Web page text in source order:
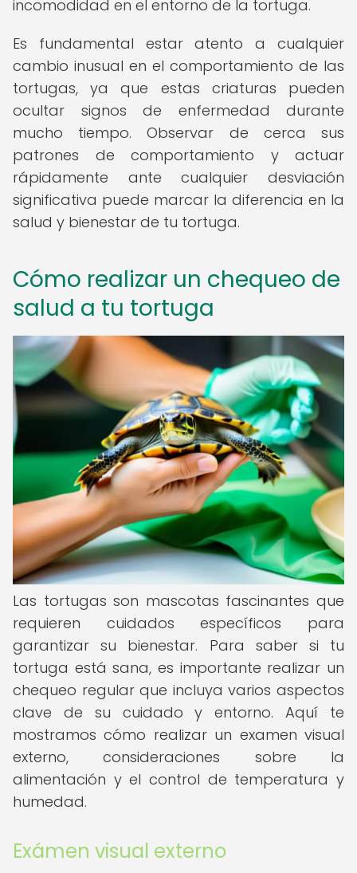
incomodidad en el entorno de la tortuga.
Es fundamental estar atento a cualquier
cambio inusual en el comportamiento de las
tortugas, ya que estas criaturas pueden
ocultar signos de enfermedad durante
mucho tiempo. Observar de cerca sus
patrones de comportamiento y actuar
rápidamente ante cualquier desviación
significativa puede marcar la diferencia en la
salud y bienestar de tu tortuga.
Cómo realizar un chequeo de
salud a tu tortuga
Las tortugas son mascotas fascinantes que
requieren cuidados específicos para
garantizar su bienestar. Para saber si tu
tortuga está sana, es importante realizar un
chequeo regular que incluya varios aspectos
clave de su cuidado y entorno. Aquí te
mostramos cómo realizar un examen visual
externo, consideraciones sobre la
alimentación y el control de temperatura y
humedad.
Exámen visual externo